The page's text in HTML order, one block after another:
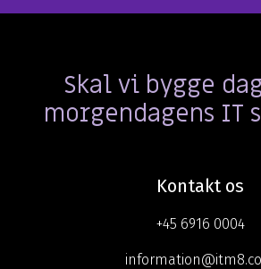
Skal vi bygge
morgendagens IT
Kontakt os
+45 6916 0004